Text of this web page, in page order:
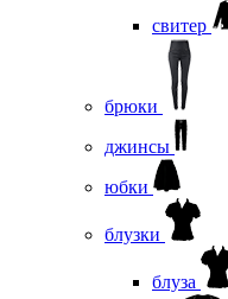
свитер
брюки
джинсы
юбки
блузки
блуза